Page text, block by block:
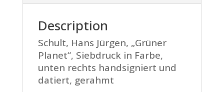
Description
Schult, Hans Jürgen, „Grüner
Planet“, Siebdruck in Farbe,
unten rechts handsigniert und
datiert, gerahmt